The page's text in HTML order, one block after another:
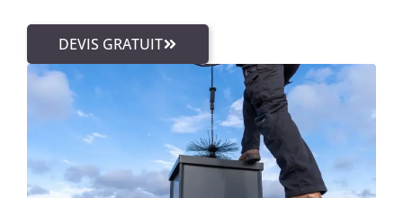
DEVIS GRATUIT